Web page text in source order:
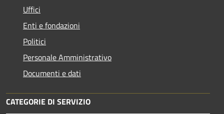
Uffici
Enti e fondazioni
Politici
Personale Amministrativo
Documenti e dati
CATEGORIE DI SERVIZIO